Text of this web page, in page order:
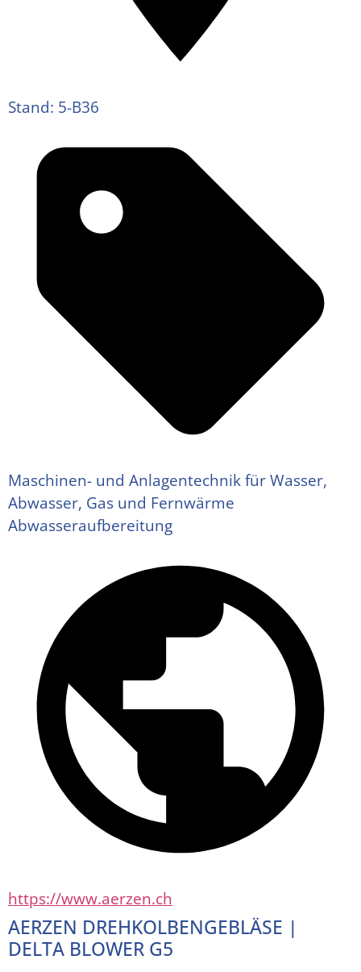
Stand: 5-B36
Maschinen- und Anlagentechnik für Wasser,
Abwasser, Gas und Fernwärme
Abwasseraufbereitung
https://www.aerzen.ch
AERZEN DREHKOLBENGEBLÄSE |
DELTA BLOWER G5